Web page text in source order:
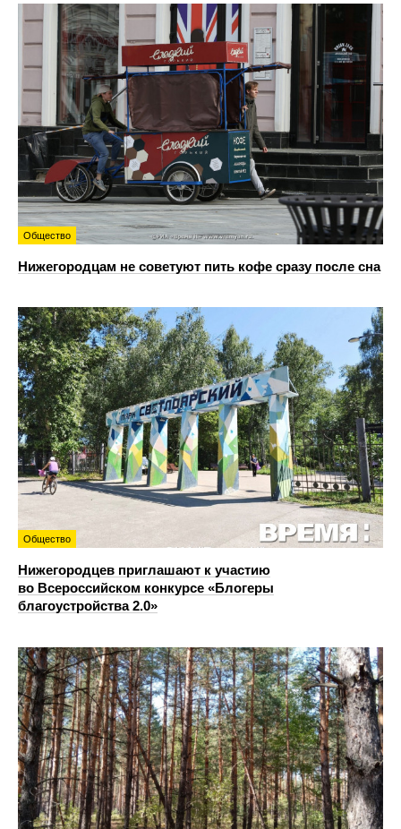
Общество
Нижегородцам не советуют пить кофе сразу после сна
Общество
Нижегородцев приглашают к участию
во Всероссийском конкурсе «Блогеры
благоустройства 2.0»